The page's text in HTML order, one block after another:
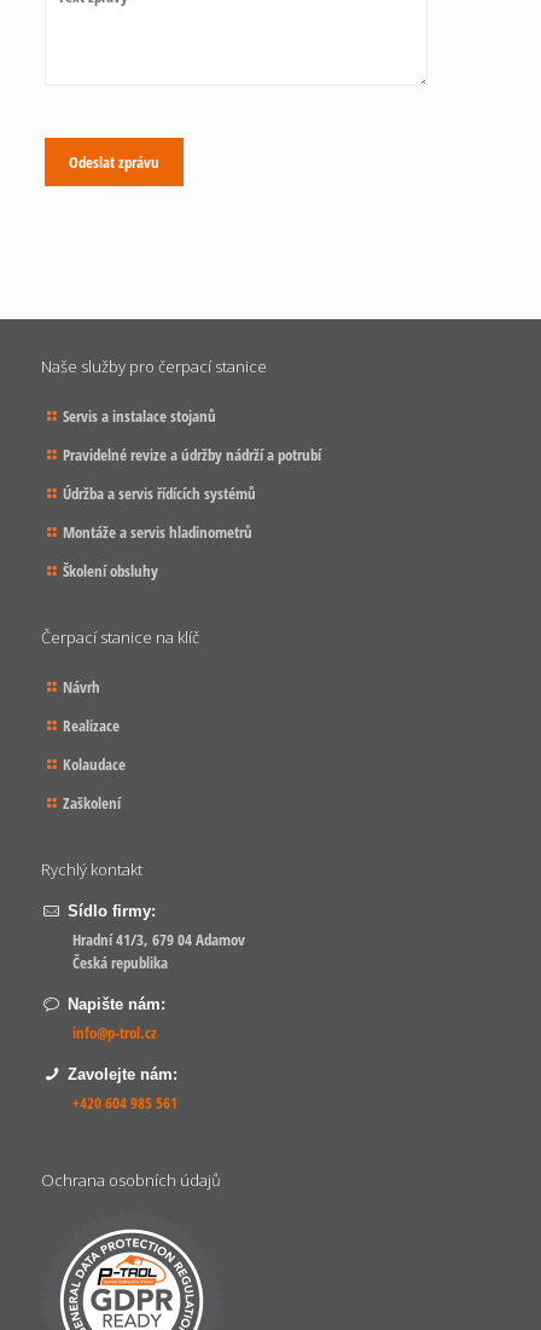
Naše služby pro čerpací stanice
Servis a instalace stojanů
Pravidelné revize a údržby nádrží a potrubí
Údržba a servis řídících systémů
Montáže a servis hladinometrů
Školení obsluhy
Čerpací stanice na klíč
Návrh
Realizace
Kolaudace
Zaškolení
Rychlý kontakt
Sídlo firmy:
Hradní 41/3, 679 04 Adamov
Česká republika
Napište nám:
info@p-trol.cz
Zavolejte nám:
+420 604 985 561
Ochrana osobních údajů